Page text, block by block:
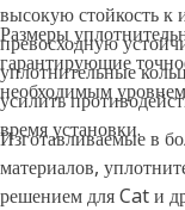
высокую стойкость к
превосходную
уплотнительные
усилить
время установки.
Размеры
гарантирующие
необходимым
Изготавливаемые в
материалов,
решением для Cat и